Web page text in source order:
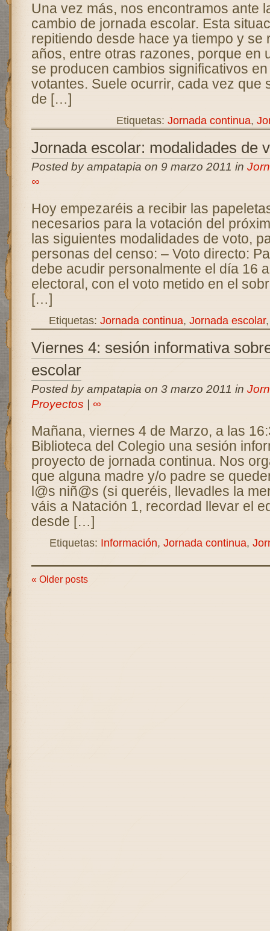
Una vez más, nos encontramos ante
cambio de jornada escolar. Esta
repitiendo desde hace ya tiempo y se
años, entre otras razones, porque en
se producen cambios significativos
votantes. Suele ocurrir, cada vez que
de […]
Etiquetas: Jornada continua,
Jornada escolar: modalidades de
Posted by ampatapia on 9 marzo 2011 in
∞
Hoy empezaréis a recibir las
necesarios para la votación del
las siguientes modalidades de voto,
personas del censo: – Voto directo:
debe acudir personalmente el día 16
electoral, con el voto metido en el
[…]
Etiquetas: Jornada continua, Jornada escolar
Viernes 4: sesión informativa
escolar
Posted by ampatapia on 3 marzo 2011 in
Proyectos
∞
Mañana, viernes 4 de Marzo, a las
Biblioteca del Colegio una sesión
proyecto de jornada continua. Nos
que alguna madre y/o padre se
l@s niñ@s (si queréis, llevadles la
váis a Natación 1, recordad llevar el
desde […]
Etiquetas: Información, Jornada continua,
« Older posts